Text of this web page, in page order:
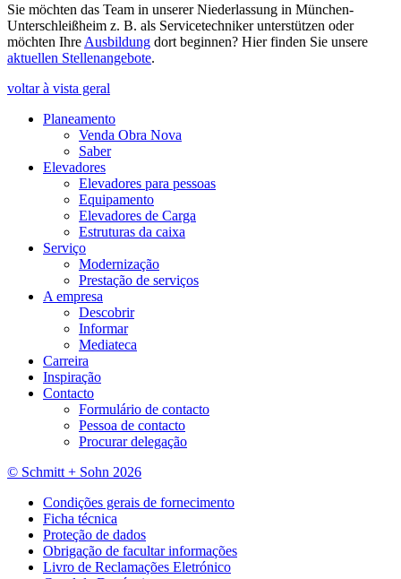
Sie möchten das Team in unserer Niederlassung in München-
Unterschleißheim z. B. als Servicetechniker unterstützen oder
möchten Ihre Ausbildung dort beginnen? Hier finden Sie unsere
aktuellen Stellenangebote.
voltar à vista geral
Planeamento
Venda Obra Nova
Saber
Elevadores
Elevadores para pessoas
Equipamento
Elevadores de Carga
Estruturas da caixa
Serviço
Modernização
Prestação de serviços
A empresa
Descobrir
Informar
Mediateca
Carreira
Inspiração
Contacto
Formulário de contacto
Pessoa de contacto
Procurar delegação
© Schmitt + Sohn 2026
Condições gerais de fornecimento
Ficha técnica
Proteção de dados
Obrigação de facultar informações
Livro de Reclamações Eletrónico